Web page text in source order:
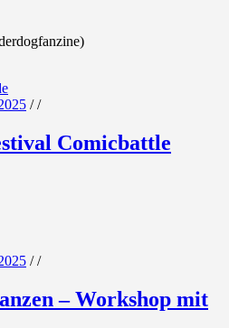
//
Comicbattle
//
– Workshop mit